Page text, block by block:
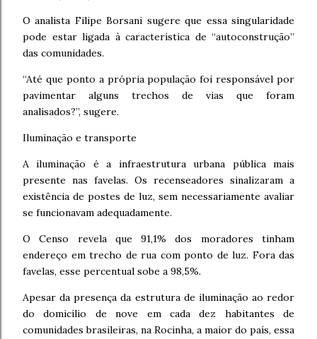
O analista Filipe Borsani sugere que essa singularidade
pode estar ligada à característica de “autoconstrução”
das comunidades.
“Até que ponto a própria população foi responsável por
pavimentar alguns trechos de vias que foram
analisados?”, sugere.
Iluminação e transporte
A iluminação é a infraestrutura urbana pública mais
presente nas favelas. Os recenseadores sinalizaram a
existência de postes de luz, sem necessariamente avaliar
se funcionavam adequadamente.
O Censo revela que 91,1% dos moradores tinham
endereço em trecho de rua com ponto de luz. Fora das
favelas, esse percentual sobe a 98,5%.
Apesar da presença da estrutura de iluminação ao redor
do domicílio de nove em cada dez habitantes de
comunidades brasileiras, na Rocinha, a maior do país, essa